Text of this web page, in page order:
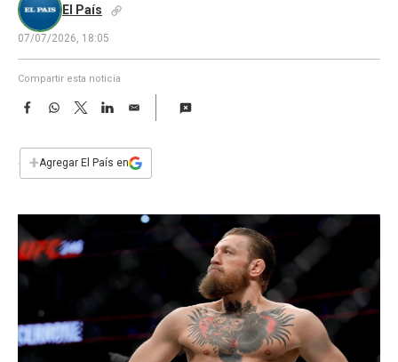
El País
07/07/2026, 18:05
Compartir esta noticia
F
e
b
W
s
T
w
t
L
E
i
l
+Agregar El País en